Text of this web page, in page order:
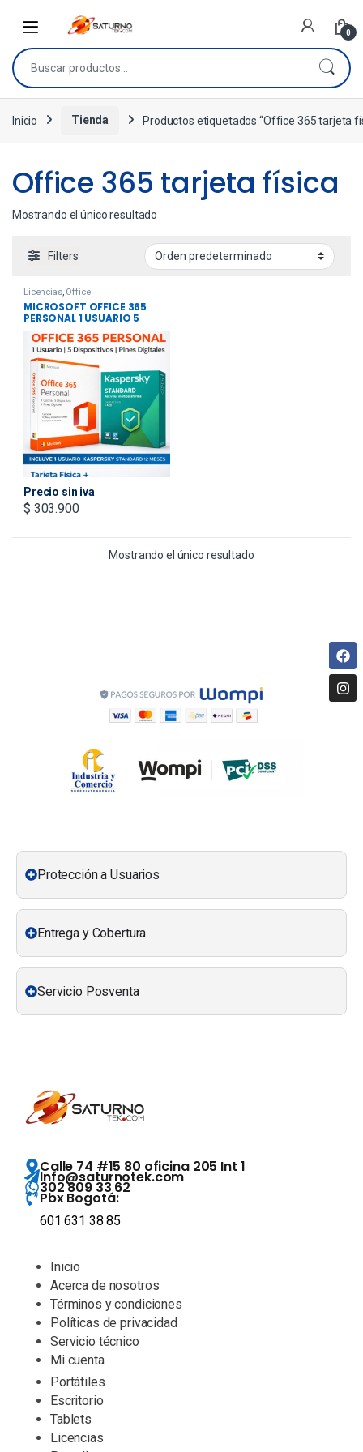
0
Inicio Tienda Productos etiquetados “Office 365 tarjeta
Office 365 tarjeta física
Mostrando el único resultado
Filters
Licencias, Office
MICROSOFT OFFICE 365
PERSONAL 1 USUARIO 5
KASPERSKY 1 USUARIO
.STANDARD 12 MESES . PINES
DIGITALES – TARJETA
FISICA + IVA INCLUIDO
Precio sin iva
$ 303.900
Mostrando el único resultado
Protección a Usuarios
Entrega y Cobertura
Servicio Posventa
Calle 74 #15 80 oficina 205 Int 1
Info@saturnotek.com
302 809 33 62
Pbx Bogotá:
601 631 38 85
Inicio
Acerca de nosotros
Términos y condiciones
Políticas de privacidad
Servicio técnico
Mi cuenta
Portátiles
Escritorio
Tablets
Licencias